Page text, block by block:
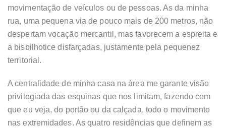
movimentação de veículos ou de pessoas. As da minha
rua, uma pequena via de pouco mais de 200 metros, não
despertam vocação mercantil, mas favorecem a espreita e
a bisbilhotice disfarçadas, justamente pela pequenez
territorial.
A centralidade de minha casa na área me garante visão
privilegiada das esquinas que nos limitam, fazendo com
que eu veja, do portão ou da calçada, todo o movimento
nas extremidades. As quatro residências que definem as